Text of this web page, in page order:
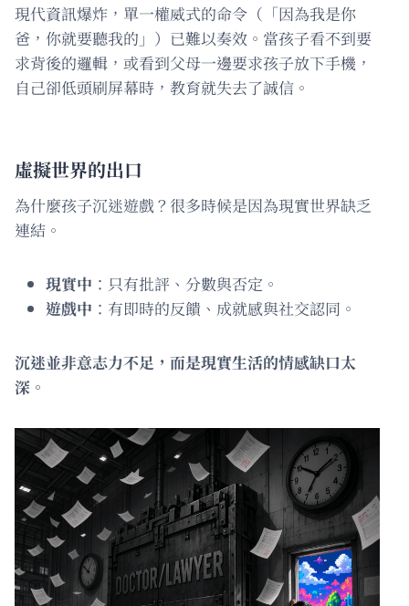
現代資訊爆炸，單一權威式的命令（「因為我是你
爸，你就要聽我的」）已難以奏效。當孩子看不到要
求背後的邏輯，或看到父母一邊要求孩子放下手機，
自己卻低頭刷屏幕時，教育就失去了誠信。
虛擬世界的出口
為什麼孩子沉迷遊戲？很多時候是因為現實世界缺乏
連結。
現實中 ：只有批評、分數與否定。
遊戲中 ：有即時的反饋、成就感與社交認同。
沉迷並非意志力不足，而是現實生活的情感缺口太
深。